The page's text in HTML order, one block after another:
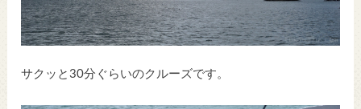
サクッと30分ぐらいのクルーズです。